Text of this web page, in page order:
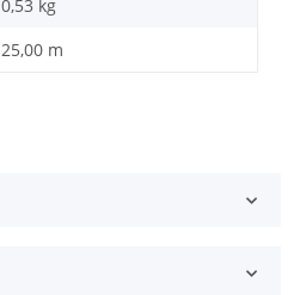
0,53 kg
25,00 m